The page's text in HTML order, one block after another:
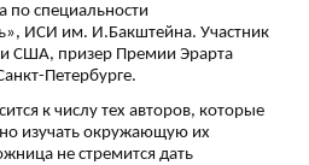
специальности
ИСИ им. И.Бакштейна. Участник
и США, призер Премии Эрарта
Петербурге.
к числу тех авторов, которые
изучать окружающую их
не стремится дать